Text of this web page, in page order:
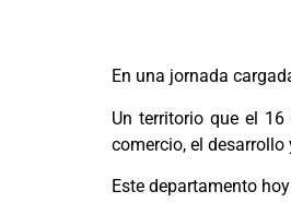
En una jornada
Un territorio que el
comercio, el
Este departamento